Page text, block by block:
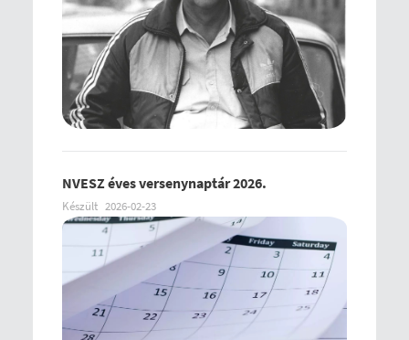
NVESZ éves versenynaptár 2026.
Készült 2026-02-23